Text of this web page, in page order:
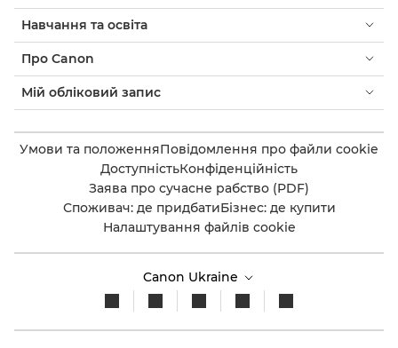
Навчання та освіта
Про Canon
Мій обліковий запис
Умови та положенняПовідомлення про файли cookie
ДоступністьКонфіденційність
Заява про сучасне рабство (PDF)
Споживач: де придбатиБізнес: де купити
Налаштування файлів cookie
Canon Ukraine